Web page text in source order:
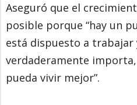
Aseguró que el
posible porque “hay un
está dispuesto a trabajar
verdaderamente
pueda vivir mejor”.